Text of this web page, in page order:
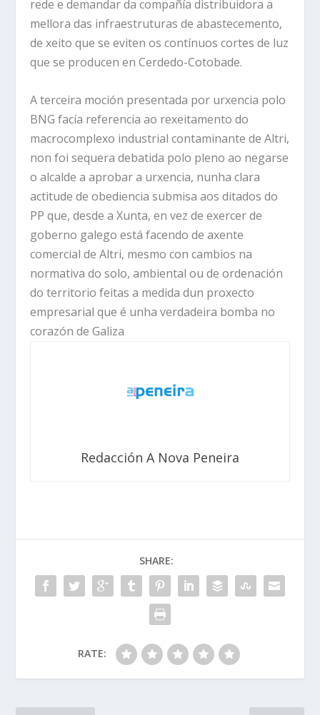
rede e demandar da compañía distribuidora a
mellora das infraestruturas de abastecemento,
de xeito que se eviten os contínuos cortes de luz
que se producen en Cerdedo-Cotobade.
A terceira moción presentada por urxencia polo
BNG facía referencia ao rexeitamento do
macrocomplexo industrial contaminante de Altri,
non foi sequera debatida polo pleno ao negarse
o alcalde a aprobar a urxencia, nunha clara
actitude de obediencia submisa aos ditados do
PP que, desde a Xunta, en vez de exercer de
goberno galego está facendo de axente
comercial de Altri, mesmo con cambios na
normativa do solo, ambiental ou de ordenación
do territorio feitas a medida dun proxecto
empresarial que é unha verdadeira bomba no
corazón de Galiza
Redacción A Nova Peneira
SHARE:
RATE: